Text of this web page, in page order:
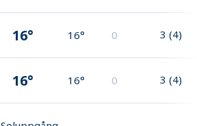
16° 16° 0 3 (4)
16° 16° 0 3 (4)